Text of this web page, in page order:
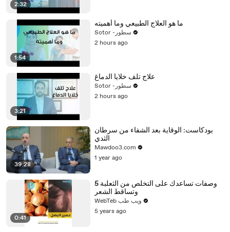
2:32
1:54
ما هو العلاج الطبيعي وما أهميته
Sotor -سطور
2 hours ago
3:21
علاج تلف خلايا الدماغ
Sotor -سطور
2 hours ago
39:28
بودكاست: الوقاية بعد الشفاء من سرطان
الثدي
Mawdoo3.com
1 year ago
0:41
5 وصفات تساعدك على التخلص من الثعلبة
وتساقط الشعر
WebTeb ويب طب
5 years ago